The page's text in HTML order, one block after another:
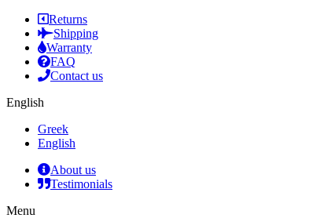
Returns
Shipping
Warranty
FAQ
Contact us
English
Greek
English
About us
Testimonials
Menu